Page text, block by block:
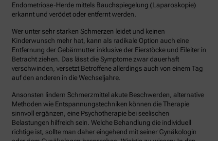
Endometriose-Herde mittels Bauchspiegelung (Laparoskopie)
erkannt und verödet oder entfernt werden.
Wer unter sehr starken Schmerzen leidet und keinen
Kinderwunsch mehr hat, kann als radikale Option auch eine
Entfernung der Gebärmutter inklusive der Eierstöcke und Eileiter in
Betracht ziehen. Das lässt die Symptome zwar dauerhaft
verschwinden, versetzt Betroffene allerdings auch von einem Tag
auf den anderen in die Wechseljahre.
Ansonsten lindern Schmerzmittel akute Beschwerden, alternative
Methoden wie Entspannungstechniken können die Therapie
sinnvoll ergänzen, eine Psychotherapie bei seelischen
Belastungen hilfreich sein. Welche Behandlung die individuell
richtige ist, sollte man daher eingehend mit seiner Gynäkologin